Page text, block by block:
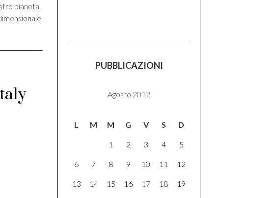
pianeta.
PUBBLICAZIONI
Agosto 2012
L M M G V S D
1 2 3 4 5
6 7 8 9 10 11 12
13 14 15 16 17 18 19